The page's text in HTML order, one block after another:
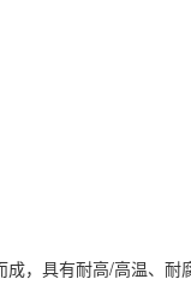
，具有耐高/高温、